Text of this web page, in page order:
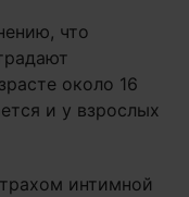
что
около 16
и у взрослых
интимной